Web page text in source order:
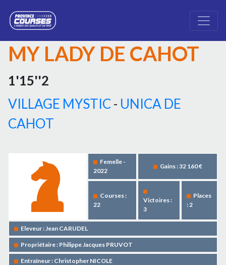
MY LADY DE CAHOT
1'15''2
VILLAGE MYSTIC- UNICA DE
CAHOT
Femelle -
2022
Gains : 32 160 €
Courses :
22
Victoires :
3
Places
: 2
Eleveur : Jean CARUDEL
Propriétaire : Philippe Jacques PRUVOT
Entraîneur : Christopher NICOLE